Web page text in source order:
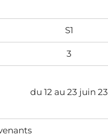
S1
3
du 12 au 23 juin 23